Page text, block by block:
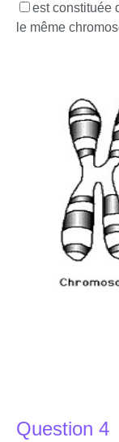
est constituée
le même
Question 4